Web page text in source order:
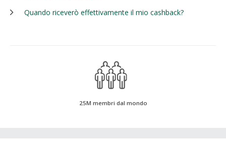
Quando riceverò effettivamente il mio cashback?
25M membri dal mondo